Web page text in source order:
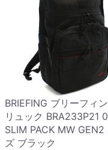
BRIEFING ブリーフィ
リュック BRA233P21
SLIM PACK MW GEN2
ズ ブラック